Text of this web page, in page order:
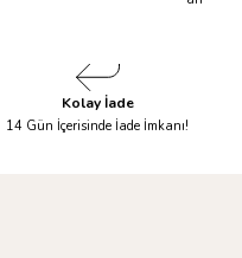
Kolay İade
14 Gün İçerisinde İade İmkanı!